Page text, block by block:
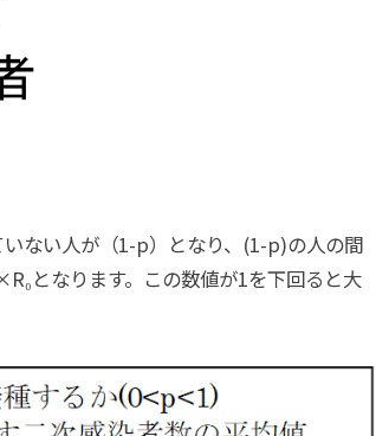
ない人が（1-p）となり、(1-p)の人の間
となります。この数値が1を下回ると大